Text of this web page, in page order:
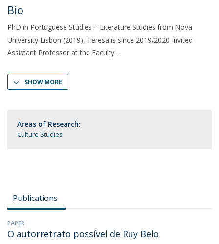
Bio
PhD in Portuguese Studies – Literature Studies from Nova
University Lisbon (2019), Teresa is since 2019/2020 Invited
Assistant Professor at the Faculty
SHOW MORE
Areas of Research:
Culture Studies
Publications
PAPER
O autorretrato possível de Ruy Belo